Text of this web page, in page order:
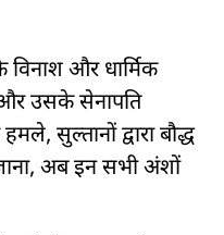
और धार्मिक
और उसके सेनापति
सुल्तानों द्वारा बौद्ध
अब इन सभी अंशों